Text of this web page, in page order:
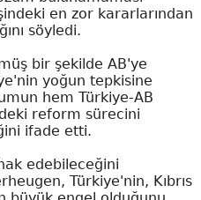
en zor kararlarından
söyledi.
bir şekilde AB'ye
yoğun tepkisine
hem Türkiye-AB
reform sürecini
ifade etti.
edebileceğini
Türkiye'nin, Kıbrıs